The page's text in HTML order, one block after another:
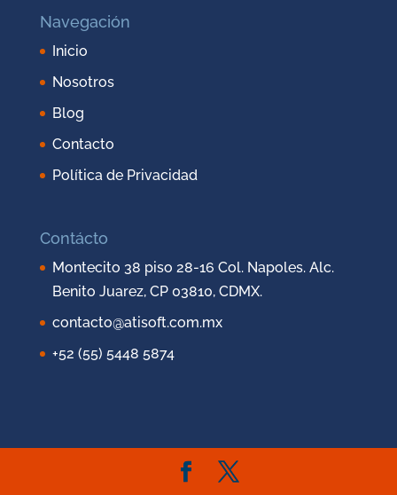
Navegación
Inicio
Nosotros
Blog
Contacto
Política de Privacidad
Contácto
Montecito 38 piso 28-16 Col. Napoles. Alc.
Benito Juarez, CP 03810, CDMX.
contacto@atisoft.com.mx
+52 (55) 5448 5874